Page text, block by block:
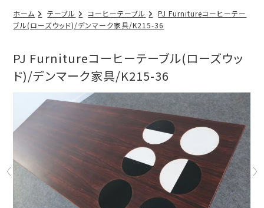
ホーム テーブル コーヒーテーブル
PJ Furnitureコーヒーテー
ブル(ローズウッド)/デンマーク家具/K215-36
PJ Furnitureコーヒーテーブル(ローズウッ
ド)/デンマーク家具/K215-36